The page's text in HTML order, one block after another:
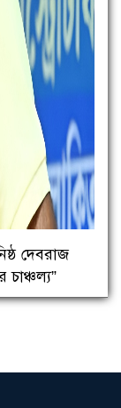
দেবরাজ
চাঞ্চল্য”